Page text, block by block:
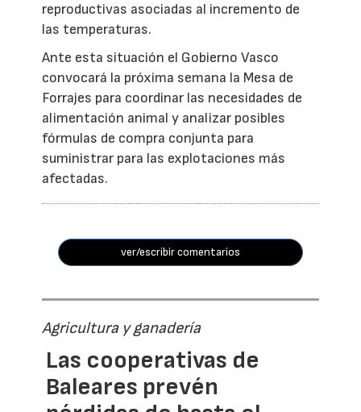
reproductivas asociadas al incremento de
las temperaturas.
Ante esta situación el Gobierno Vasco
convocará la próxima semana la Mesa de
Forrajes para coordinar las necesidades de
alimentación animal y analizar posibles
fórmulas de compra conjunta para
suministrar para las explotaciones más
afectadas.
ver/escribir comentarios
Agricultura y ganadería
Las cooperativas de
Baleares prevén